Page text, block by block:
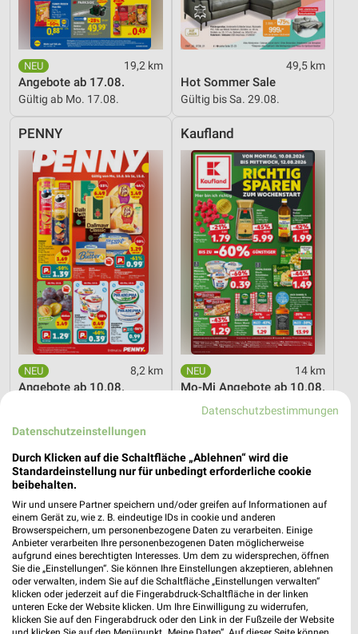
19,2 km
Angebote ab 17.08.
Gültig ab Mo. 17.08.
49,5 km
Hot Sommer Sale
Gültig bis Sa. 29.08.
PENNY
8,2 km
Angebote ab 10.08.
Kaufland
14 km
Mo-Mi Angebote ab 10.08.
Gültig ab Mo. 10.08.
XXXLutz
Datenschutzbestimmungen
Datenschutzeinstellungen
Durch Klicken auf die Schaltfläche „Ablehnen“ wird die
Standardeinstellung nur für unbedingt erforderliche cookie
beibehalten.
Wir und unsere Partner speichern und/oder greifen auf Informationen auf
einem Gerät zu, wie z. B. eindeutige IDs in cookie und anderen
Browserspeichern, um personenbezogene Daten zu verarbeiten. Einige
Anbieter verarbeiten Ihre personenbezogenen Daten möglicherweise
aufgrund eines berechtigten Interesses. Um dem zu widersprechen, öffnen
Sie die „Einstellungen“. Sie können Ihre Einstellungen akzeptieren, ablehnen
oder verwalten, indem Sie auf die Schaltfläche „Einstellungen verwalten“
klicken oder jederzeit auf die Fingerabdruck-Schaltfläche in der linken
unteren Ecke der Website klicken. Um Ihre Einwilligung zu widerrufen,
klicken Sie auf den Fingerabdruck oder den Link in der Fußzeile der Website